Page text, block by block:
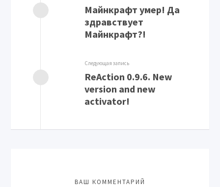
Майнкрафт умер! Да
здравствует
Майнкрафт?!
Следующая запись
ReAction 0.9.6. New
version and new
activator!
ВАШ КОММЕНТАРИЙ